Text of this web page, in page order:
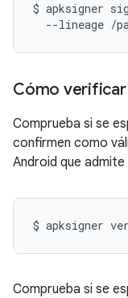
$ apksigner
Cómo verificar
Comprueba si se
confirmen como
Android que admite
Comprueba si se